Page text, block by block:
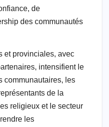
de
des communautés
et provinciales, avec
intensifient le
communautaires, les
de la
religieux et le secteur
les